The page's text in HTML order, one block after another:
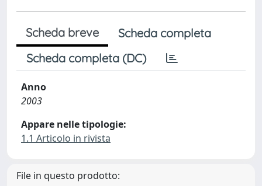
Scheda breve
Scheda completa
Scheda completa (DC)
Anno
2003
Appare nelle tipologie:
1.1 Articolo in rivista
File in questo prodotto: